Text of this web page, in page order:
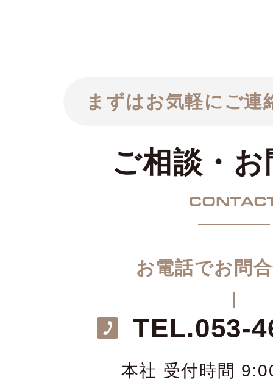
まずはお気軽にご連
ご相談・
お電話でお問
TEL.053-
本社 受付時間